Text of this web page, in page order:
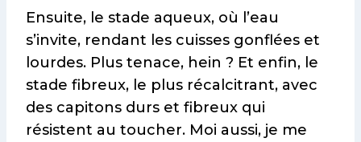
Ensuite, le stade aqueux, où l’eau
s’invite, rendant les cuisses gonflées et
lourdes. Plus tenace, hein ? Et enfin, le
stade fibreux, le plus récalcitrant, avec
des capitons durs et fibreux qui
résistent au toucher. Moi aussi, je me